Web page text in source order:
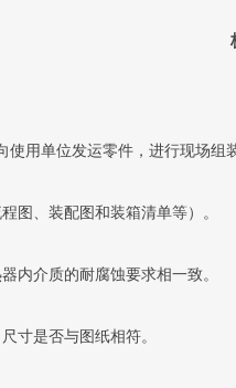
用单位发运零件，进行现场
图、装配图和装箱清单等）。
内介质的耐腐蚀要求相一致。
寸是否与图纸相符。